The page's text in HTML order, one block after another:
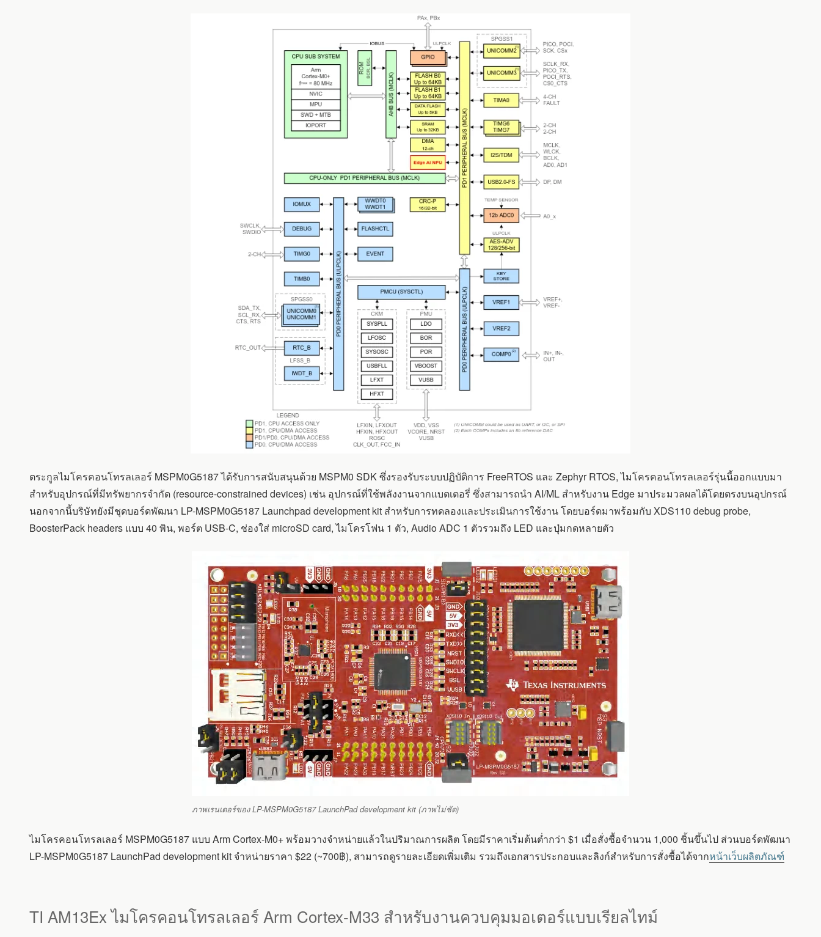
ตระกูลไมโครคอนโทรลเลอร์ MSPM0G5187 ได้รับการสนับสนุนด้วย MSPM0 SDK ซึ่งรองรับระบบปฏิบัติการ FreeRTOS และ Zephyr RTOS, ไมโครคอนโทรลเลอร์รุ่นนี้ออกแบบมา
สำหรับอุปกรณ์ที่มีทรัพยากรจำกัด (resource-constrained devices) เช่น อุปกรณ์ที่ใช้พลังงานจากแบตเตอรี่ ซึ่งสามารถนำ AI/ML สำหรับงาน Edge มาประมวลผลได้โดยตรงบนอุปกรณ์
นอกจากนี้บริษัทยังมีชุดบอร์ดพัฒนา LP-MSPM0G5187 Launchpad development kit สำหรับการทดลองและประเมินการใช้งาน โดยบอร์ดมาพร้อมกับ XDS110 debug probe,
BoosterPack headers แบบ 40 พิน, พอร์ต USB-C, ช่องใส่ microSD card, ไมโครโฟน 1 ตัว, Audio ADC 1 ตัวรวมถึง LED และปุ่มกดหลายตัว
ภาพเรนเดอร์ของ LP-MSPM0G5187 LaunchPad development kit (ภาพไม่ชัด)
ไมโครคอนโทรลเลอร์ MSPM0G5187 แบบ Arm Cortex-M0+ พร้อมวางจำหน่ายแล้วในปริมาณการผลิต โดยมีราคาเริ่มต้นต่ำกว่า $1 เมื่อสั่งซื้อจำนวน 1,000 ชิ้นขึ้นไป ส่วนบอร์ดพัฒนา
LP-MSPM0G5187 LaunchPad development kit จำหน่ายราคา $22 (~700฿), สามารถดูรายละเอียดเพิ่มเติม รวมถึงเอกสารประกอบและลิงก์สำหรับการสั่งซื้อได้จากหน้าเว็บผลิตภัณฑ์
TI AM13Ex ไมโครคอนโทรลเลอร์ Arm Cortex-M33 สำหรับงานควบคุมมอเตอร์แบบเรียลไทม์